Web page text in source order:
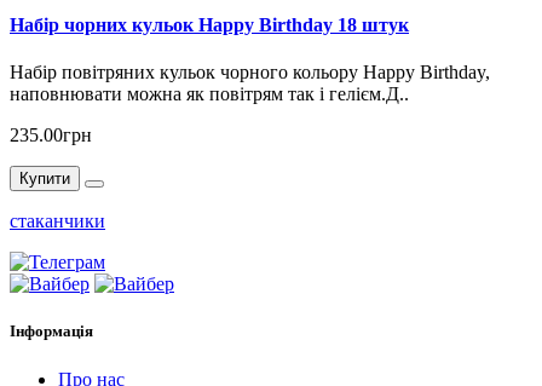
Набір чорних кульок Happy Birthday 18 штук
Набір повітряних кульок чорного кольору Happy Birthday,
наповнювати можна як повітрям так і гелієм.Д..
235.00грн
Купити
стаканчики
Інформація
Про нас